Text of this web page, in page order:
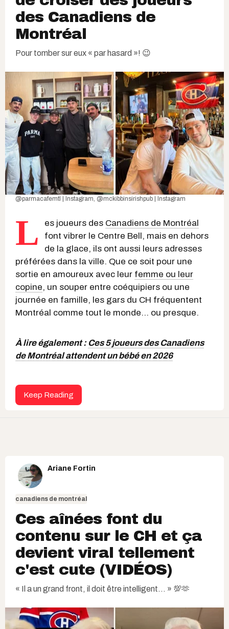
des Canadiens de
Montréal
Pour tomber sur eux « par hasard »! 😉
@parmacafemtl | Instagram, @mckibbinsirishpub | Instagram
L es joueurs des Canadiens de Montréal
font vibrer le Centre Bell, mais en dehors
de la glace, ils ont aussi leurs adresses
préférées dans la ville. Que ce soit pour une
sortie en amoureux avec leur femme ou leur
copine, un souper entre coéquipiers ou une
journée en famille, les gars du CH fréquentent
Montréal comme tout le monde... ou presque.
À lire également : Ces 5 joueurs des Canadiens
de Montréal attendent un bébé en 2026
Keep Reading
Ariane Fortin
canadiens de montréal
Ces aînées font du
contenu sur le CH et ça
devient viral tellement
c'est cute (VIDÉOS)
« Il a un grand front, il doit être intelligent... » 💯🫶